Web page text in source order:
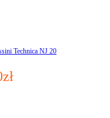
Technica NJ 20
zł